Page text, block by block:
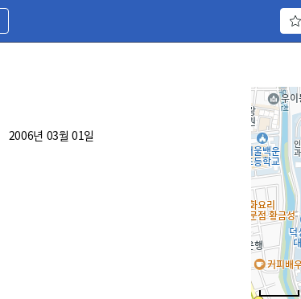
2006년 03월 01일